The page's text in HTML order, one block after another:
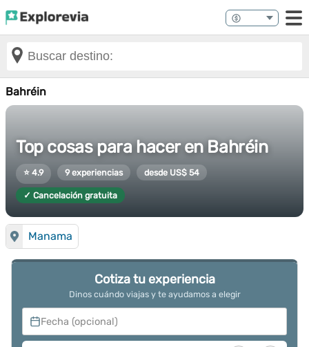
Bahréin
Top cosas para hacer en Bahréin
⭐ 4.9 9 experiencias desde US$ 54
✓ Cancelación gratuita
Manama
Cotiza tu experiencia
Dinos cuándo viajas y te ayudamos a elegir
Fecha (opcional)